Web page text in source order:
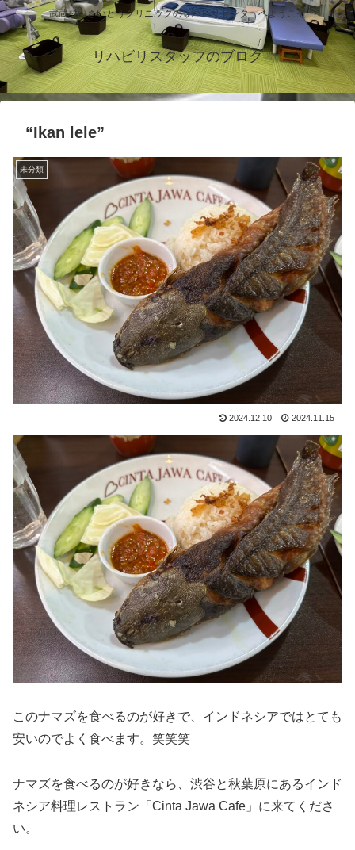
武蔵村山さいとうクリニックのリハビリセンターへようこそ
リハビリスタッフのブログ
“Ikan lele”
未分類
2024.12.10 2024.11.15
このナマズを食べるのが好きで、インドネシアではとても
安いのでよく食べます。笑笑笑
ナマズを食べるのが好きなら、渋谷と秋葉原にあるインド
ネシア料理レストラン「Cinta Jawa Cafe」に来てくださ
い。